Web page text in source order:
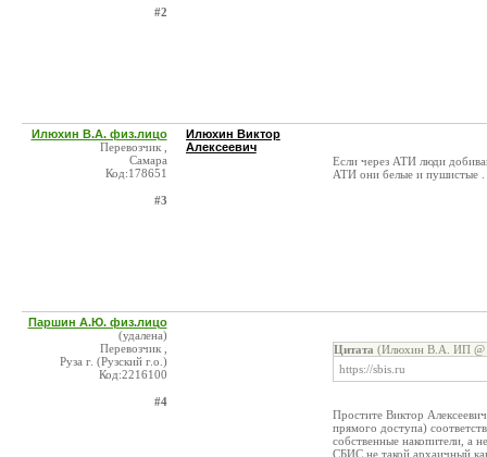
#2
Илюхин В.А. физ.лицо
Перевозчик ,
Самара
Код:178651
#3
Илюхин Виктор
Алексеевич
Если через АТИ люди
АТИ они белые и пушистые .
Паршин А.Ю. физ.лицо
(удалена)
Перевозчик ,
Руза г. (Рузский г.о.)
Код:2216100
#4
Цитата (Илюхин В.А. ИП @
https://sbis.ru
Простите Виктор
прямого доступа)
собственные накопители, а
СБИС не такой архаичный